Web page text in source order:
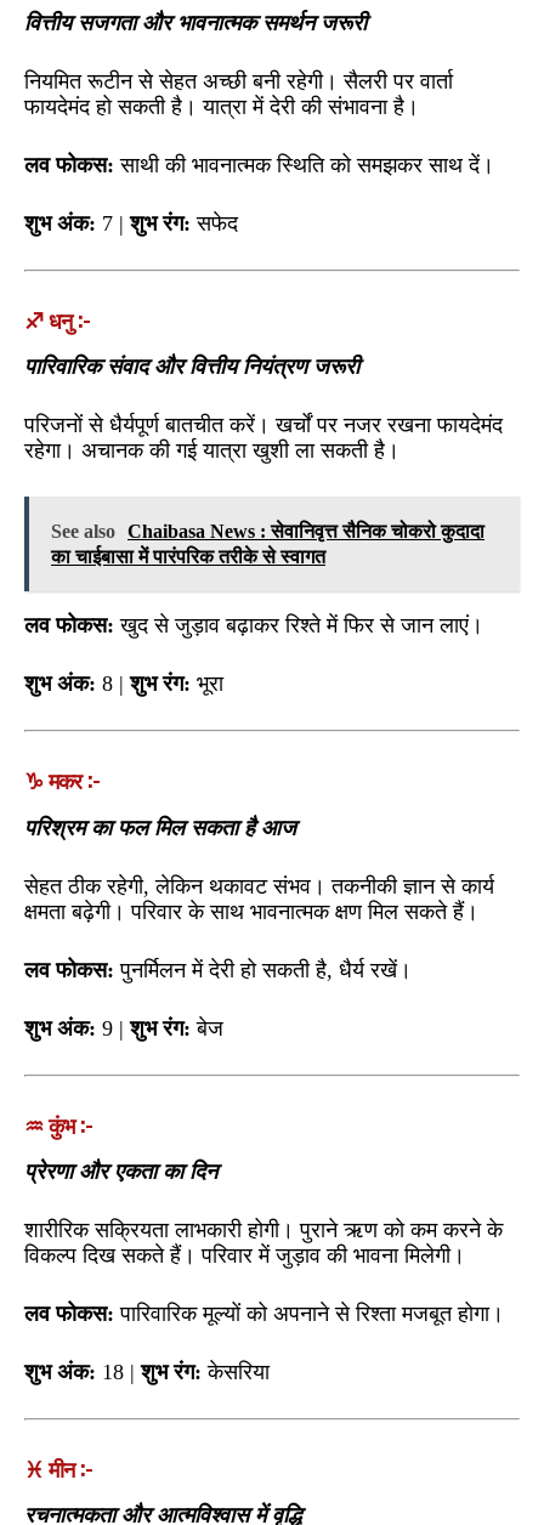
वित्तीय सजगता और भावनात्मक समर्थन जरूरी
नियमित रूटीन से सेहत अच्छी बनी रहेगी। सैलरी पर वार्ता
फायदेमंद हो सकती है। यात्रा में देरी की संभावना है।
लव फोकस: साथी की भावनात्मक स्थिति को समझकर साथ दें।
शुभ अंक: 7 |शुभ रंग: सफेद
♐ धनु :-
पारिवारिक संवाद और वित्तीय नियंत्रण जरूरी
परिजनों से धैर्यपूर्ण बातचीत करें। खर्चों पर नजर रखना फायदेमंद
रहेगा। अचानक की गई यात्रा खुशी ला सकती है।
See also Chaibasa News : सेवानिवृत्त सैनिक चोकरो कुदादा
का चाईबासा में पारंपरिक तरीके से स्वागत
लव फोकस: खुद से जुड़ाव बढ़ाकर रिश्ते में फिर से जान लाएं।
शुभ अंक: 8 |शुभ रंग: भूरा
♑ मकर :-
परिश्रम का फल मिल सकता है आज
सेहत ठीक रहेगी, लेकिन थकावट संभव। तकनीकी ज्ञान से कार्य
क्षमता बढ़ेगी। परिवार के साथ भावनात्मक क्षण मिल सकते हैं।
लव फोकस: पुनर्मिलन में देरी हो सकती है, धैर्य रखें।
शुभ अंक: 9 |शुभ रंग: बेज
♒ कुंभ :-
प्रेरणा और एकता का दिन
शारीरिक सक्रियता लाभकारी होगी। पुराने ऋण को कम करने के
विकल्प दिख सकते हैं। परिवार में जुड़ाव की भावना मिलेगी।
लव फोकस: पारिवारिक मूल्यों को अपनाने से रिश्ता मजबूत होगा।
शुभ अंक: 18 |शुभ रंग: केसरिया
♓ मीन :-
रचनात्मकता और आत्मविश्वास में वृद्धि